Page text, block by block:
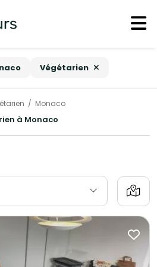
Végétarien
Monaco
à Monaco